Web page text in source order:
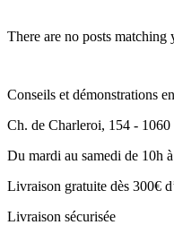
There are no posts matching
Conseils et démonstrations
Ch. de Charleroi, 154 -
Du mardi au samedi de 10h
Livraison gratuite dès 300€
Livraison sécurisée